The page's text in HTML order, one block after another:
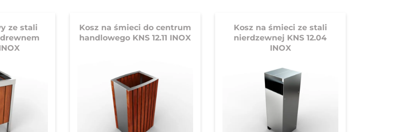
ze stali
Kosz na śmieci do centrum
handlowego KNS 12.11 INOX
Kosz na śmieci ze stali
nierdzewnej KNS 12.04
INOX